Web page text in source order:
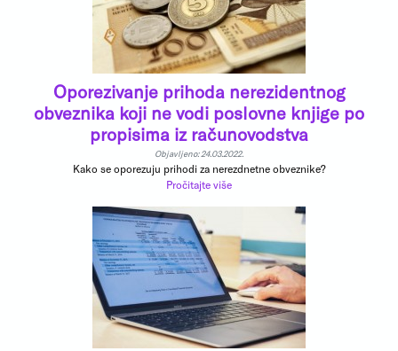
Oporezivanje prihoda nerezidentnog
obveznika koji ne vodi poslovne knjige po
propisima iz računovodstva
Objavljeno: 24.03.2022.
Kako se oporezuju prihodi za nerezdnetne obveznike?
Pročitajte više